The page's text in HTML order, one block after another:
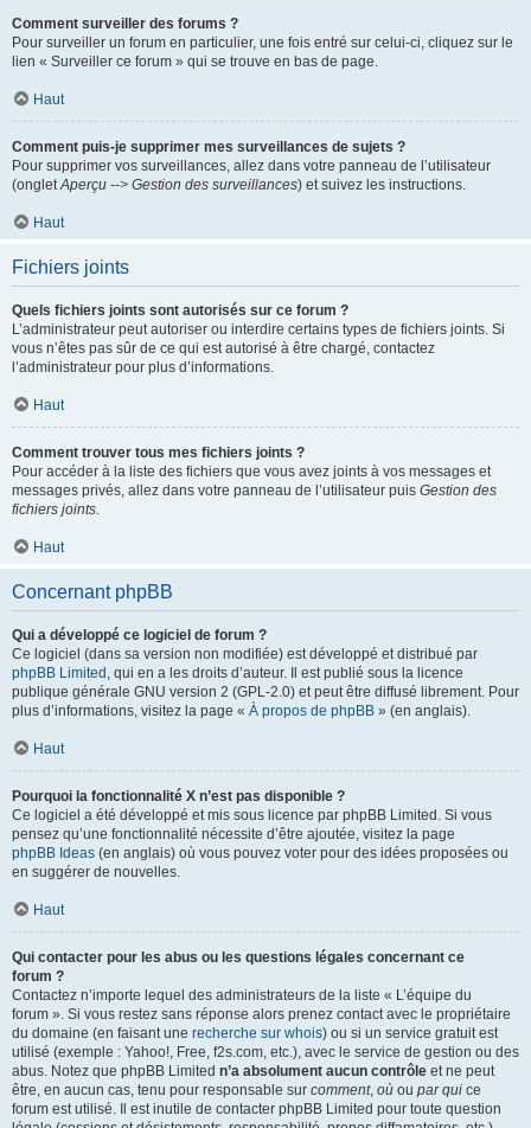
Comment surveiller des forums ?
Pour surveiller un forum en particulier, une fois entré sur celui-ci, cliquez sur le
lien « Surveiller ce forum » qui se trouve en bas de page.
Haut
Comment puis-je supprimer mes surveillances de sujets ?
Pour supprimer vos surveillances, allez dans votre panneau de l’utilisateur
(ongletAperçu --> Gestion des surveillances) et suivez les instructions.
Haut
Fichiers joints
Quels fichiers joints sont autorisés sur ce forum ?
L’administrateur peut autoriser ou interdire certains types de fichiers joints. Si
vous n’êtes pas sûr de ce qui est autorisé à être chargé, contactez
l’administrateur pour plus d’informations.
Haut
Comment trouver tous mes fichiers joints ?
Pour accéder à la liste des fichiers que vous avez joints à vos messages et
messages privés, allez dans votre panneau de l’utilisateur puis Gestion des
fichiers joints.
Haut
Concernant phpBB
Qui a développé ce logiciel de forum ?
Ce logiciel (dans sa version non modifiée) est développé et distribué par
phpBB Limited , qui en a les droits d’auteur. Il est publié sous la licence
publique générale GNU version 2 (GPL-2.0) et peut être diffusé librement. Pour
plus d’informations, visitez la page « À propos de phpBB » (en anglais).
Haut
Pourquoi la fonctionnalité X n’est pas disponible ?
Ce logiciel a été développé et mis sous licence par phpBB Limited. Si vous
pensez qu’une fonctionnalité nécessite d’être ajoutée, visitez la page
phpBB Ideas (en anglais) où vous pouvez voter pour des idées proposées ou
en suggérer de nouvelles.
Haut
Qui contacter pour les abus ou les questions légales concernant ce
forum ?
Contactez n’importe lequel des administrateurs de la liste « L’équipe du
forum ». Si vous restez sans réponse alors prenez contact avec le propriétaire
du domaine (en faisant une recherche sur whois) ou si un service gratuit est
utilisé (exemple : Yahoo!, Free, f2s.com, etc.), avec le service de gestion ou des
abus. Notez que phpBB Limited n’a absolument aucun contrôle et ne peut
être, en aucun cas, tenu pour responsable sur comment, où ou par qui ce
forum est utilisé. Il est inutile de contacter phpBB Limited pour toute question